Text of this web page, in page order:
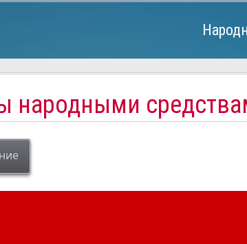
народными